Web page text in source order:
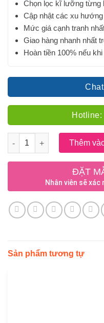
Chọn lọc kĩ lưỡng từng
Cập nhật các xu
Mức giá cạnh tranh
Giao hàng nhanh nhất
Hoàn tiền 100% nếu
Hotline:
Số lượng Thêm
ĐẶT
Nhân viên sẽ
Sản phẩm tương tự